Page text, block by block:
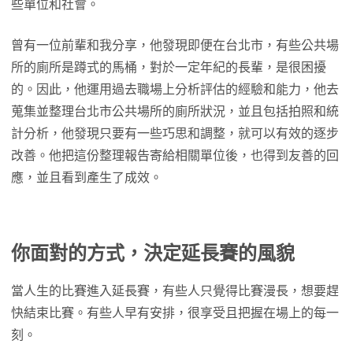
些單位和社會。
曾有一位前輩和我分享，他發現即便在台北市，有些公共場
所的廁所是蹲式的馬桶，對於一定年紀的長輩，是很困擾
的。因此，他運用過去職場上分析評估的經驗和能力，他去
蒐集並整理台北市公共場所的廁所狀況，並且包括拍照和統
計分析，他發現只要有一些巧思和調整，就可以有效的逐步
改善。他把這份整理報告寄給相關單位後，也得到友善的回
應，並且看到產生了成效。
你面對的方式，決定延長賽的風貌
當人生的比賽進入延長賽，有些人只覺得比賽漫長，想要趕
快結束比賽。有些人早有安排，很享受且把握在場上的每一
刻。